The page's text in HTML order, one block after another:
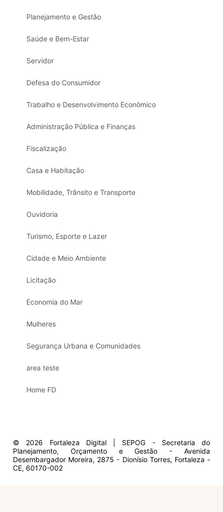
Planejamento e Gestão
Saúde e Bem-Estar
Servidor
Defesa do Consumidor
Trabalho e Desenvolvimento Econômico
Administração Pública e Finanças
Fiscalização
Casa e Habitação
Mobilidade, Trânsito e Transporte
Ouvidoria
Turismo, Esporte e Lazer
Cidade e Meio Ambiente
Licitação
Economia do Mar
Mulheres
Segurança Urbana e Comunidades
area teste
Home FD
© 2026 Fortaleza Digital | SEPOG - Secretaria do
Planejamento, Orçamento e Gestão - Avenida
Desembargador Moreira, 2875 - Dionísio Torres, Fortaleza -
CE, 60170-002